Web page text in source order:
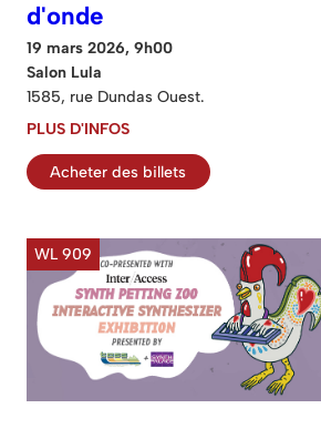
d'onde
19 mars 2026, 9h00
Salon Lula
1585, rue Dundas Ouest.
PLUS D'INFOS
Acheter des billets
WL 909